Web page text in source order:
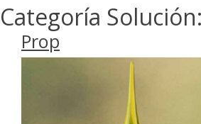
Categoría Solución:
Prop